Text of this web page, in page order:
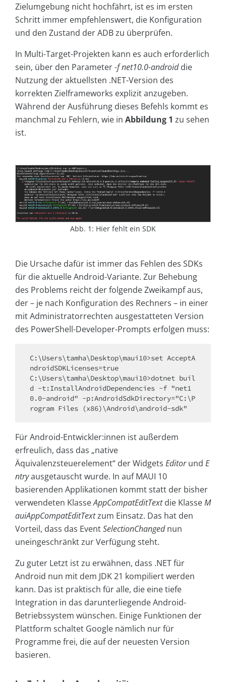
Zielumgebung nicht hochfährt, ist es im ersten
Schritt immer empfehlenswert, die Konfiguration
und den Zustand der ADB zu überprüfen.
In Multi-Target-Projekten kann es auch erforderlich
sein, über den Parameter-f net10.0-androiddie
Nutzung der aktuellsten .NET-Version des
korrekten Zielframeworks explizit anzugeben.
Während der Ausführung dieses Befehls kommt es
manchmal zu Fehlern, wie in Abbildung 1 zu sehen
ist.
Abb. 1: Hier fehlt ein SDK
Die Ursache dafür ist immer das Fehlen des SDKs
für die aktuelle Android-Variante. Zur Behebung
des Problems reicht der folgende Zweikampf aus,
der – je nach Konfiguration des Rechners – in einer
mit Administratorrechten ausgestatteten Version
des PowerShell-Developer-Prompts erfolgen muss:
C:\Users\tamha\Desktop\maui10>set AcceptA
ndroidSDKLicenses=true
C:\Users\tamha\Desktop\maui10>dotnet buil
d -t:InstallAndroidDependencies -f "net1
0.0-android" -p:AndroidSdkDirectory="C:\P
Für Android-Entwickler:innen ist außerdem
erfreulich, dass das „native
Äquivalenzsteuerelement“ der Widgets Editorund E
ntryausgetauscht wurde. In auf MAUI 10
basierenden Applikationen kommt statt der bisher
verwendeten KlasseAppCompatEditTextdie KlasseM
auiAppCompatEditTextzum Einsatz. Das hat den
Vorteil, dass das EventSelectionChangednun
uneingeschränkt zur Verfügung steht.
Zu guter Letzt ist zu erwähnen, dass .NET für
Android nun mit dem JDK 21 kompiliert werden
kann. Das ist praktisch für alle, die eine tiefe
Integration in das darunterliegende Android-
Betriebssystem wünschen. Einige Funktionen der
Plattform schaltet Google nämlich nur für
Programme frei, die auf der neuesten Version
basieren.